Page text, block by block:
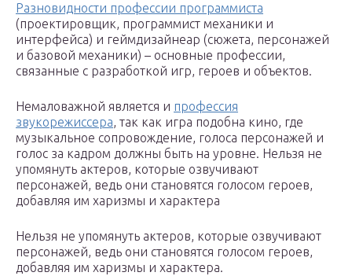
Разновидности профессии программиста
(проектировщик, программист механики и
интерфейса) и геймдизайнеар (сюжета, персонажей
и базовой механики) – основные профессии,
связанные с разработкой игр, героев и объектов.
Немаловажной является и профессия
звукорежиссера, так как игра подобна кино, где
музыкальное сопровождение, голоса персонажей и
голос за кадром должны быть на уровне. Нельзя не
упомянуть актеров, которые озвучивают
персонажей, ведь они становятся голосом героев,
добавляя им харизмы и характера
Нельзя не упомянуть актеров, которые озвучивают
персонажей, ведь они становятся голосом героев,
добавляя им харизмы и характера.